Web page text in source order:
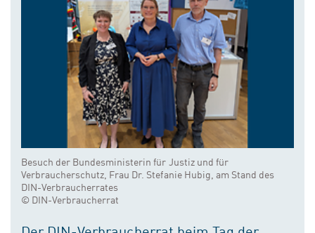
Besuch der Bundesministerin für Justiz und für
Verbraucherschutz, Frau Dr. Stefanie Hubig, am Stand des
DIN-Verbraucherrates
© DIN-Verbraucherrat